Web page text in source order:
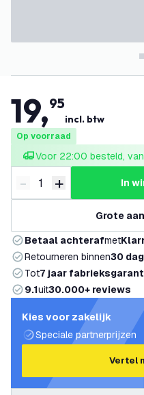
19,95
incl. btw
Op voorraad
Voor 22:00 besteld,
Verminder hoeveelheid
- Verhoog
+ in
Grote
Betaal achterafmet
Retourneren binnen30
Tot7 jaar
9.1uit30.000+ reviews
Kies voor zakelijk
Speciale partnerprijzen
Vertel